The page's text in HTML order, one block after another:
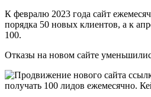
К февралю 2023 года сайт
порядка 50 новых клиентов, а к
100.
Отказы на новом сайте